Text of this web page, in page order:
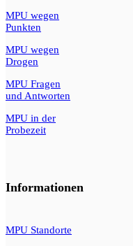
MPU wegen
Punkten
MPU wegen
Drogen
MPU Fragen
und Antworten
MPU in der
Probezeit
Informationen
MPU Standorte